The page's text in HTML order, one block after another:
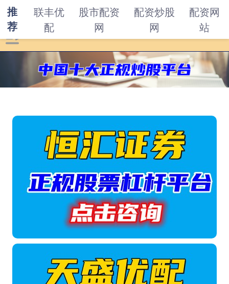
推
荐
联丰优
配
股市配资
网
配资炒股
网
配资网
站